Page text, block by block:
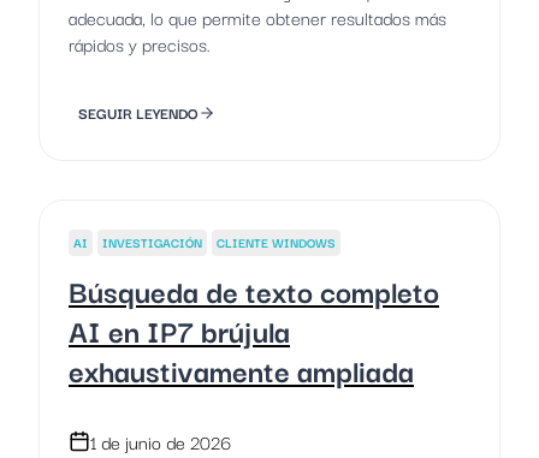
adecuada, lo que permite obtener resultados más
rápidos y precisos.
SEGUIR LEYENDO
AI INVESTIGACIÓN CLIENTE WINDOWS
Búsqueda de texto completo
AI en IP7 brújula
exhaustivamente ampliada
1 de junio de 2026